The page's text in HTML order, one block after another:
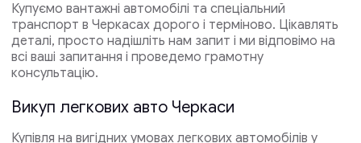
Купуємо вантажні автомобілі та спеціальний
транспорт в Черкасах дорого і терміново. Цікавлять
деталі, просто надішліть нам запит і ми відповімо на
всі ваші запитання і проведемо грамотну
консультацію.
Викуп легкових авто Черкаси
Купівля на вигідних умовах легкових автомобілів у